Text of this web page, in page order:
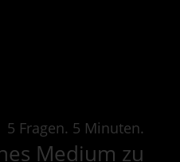
5 Fragen. 5 Minuten.
Medium zu